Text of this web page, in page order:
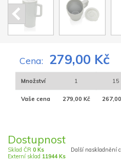
Cena: 279,00 Kč
Množství 1 15
Vaše cena 279,00 Kč
Dostupnost
Sklad ČR 0 Ks
Externí sklad 11944 Ks
Další naskladnění